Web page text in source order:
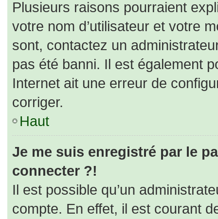
Plusieurs raisons pourraient
votre nom d’utilisateur et votre
sont, contactez un
pas été banni. Il est également
Internet ait une erreur de
corriger.
Haut
Je me suis enregistré par le
connecter ?!
Il est possible qu’un
compte. En effet, il est courant